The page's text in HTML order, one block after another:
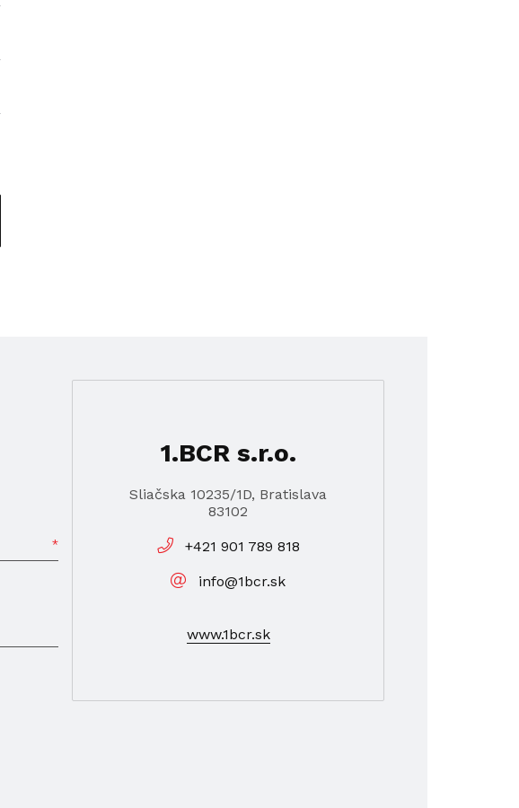
1.BCR s.r.o.
Sliačska 10235/1D, Bratislava
83102
+421 901 789 818
info@1bcr.sk
www.1bcr.sk